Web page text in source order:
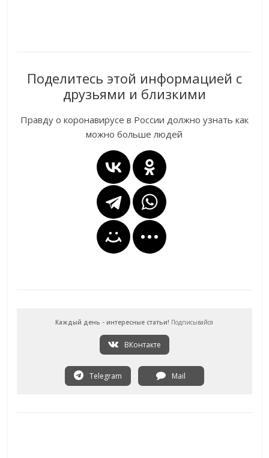
Поделитесь этой информацией с
друзьями и близкими
Правду о коронавирусе в России должно узнать как
можно больше людей
Каждый день - интересные статьи! Подписывайся
ВКонтакте
Telegram Mail